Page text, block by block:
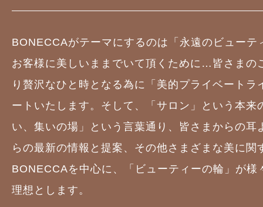
BONECCAがテーマにするのは「永遠のビューテ
お客様に美しいままでいて頂くために…皆さまの
り贅沢なひと時となる為に「美的プライベートラ
ートいたします。そして、「サロン」という本来
い、集いの場」という言葉通り、皆さまからの耳
らの最新の情報と提案、その他さまざまな美に関
BONECCAを中心に、「ビューティーの輪」が様
理想とします。